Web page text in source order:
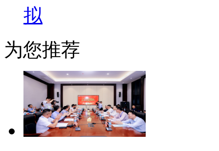
拟
为您推荐